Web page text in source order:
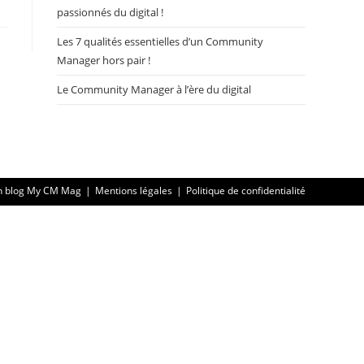
passionnés du digital !
Les 7 qualités essentielles d’un Community
Manager hors pair !
Le Community Manager à l’ère du digital
blog My CM Mag Mentions légales Politique de confidentialité